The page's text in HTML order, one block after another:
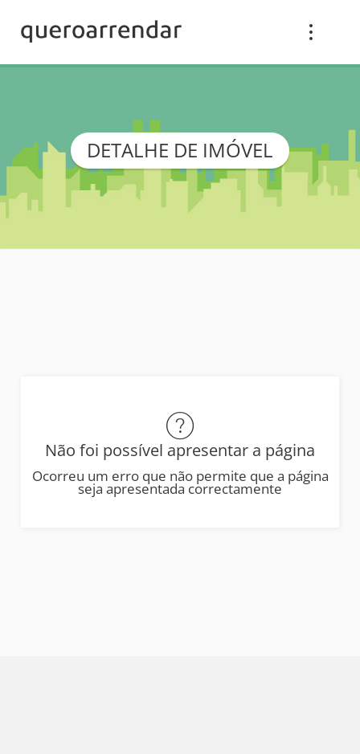
DETALHE DE IMÓVEL
Não foi possível apresentar a página
Ocorreu um erro que não permite que a página
seja apresentada correctamente